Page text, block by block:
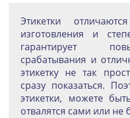
Этикетки
изготовления и
гарантирует
срабатывания и
этикетку не так
сразу показаться.
этикетки, можете
отвалятся сами или не